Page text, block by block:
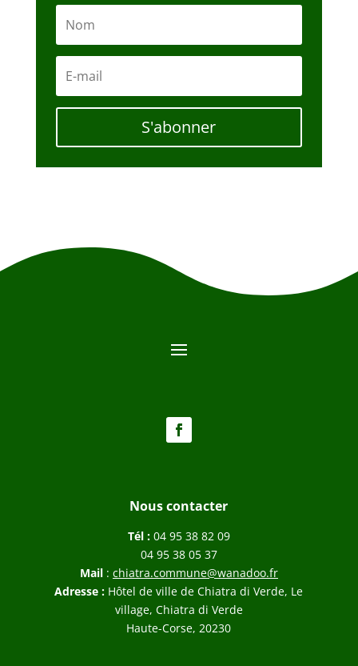
S'abonner
Nous contacter
Tél : 04 95 38 82 09
04 95 38 05 37
Mail: chiatra.commune@wanadoo.fr
Adresse : Hôtel de ville de Chiatra di Verde, Le
village, Chiatra di Verde
Haute-Corse, 20230